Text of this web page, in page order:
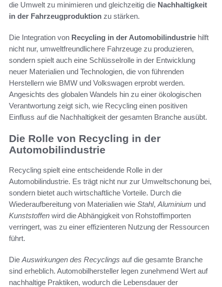
die Umwelt zu minimieren und gleichzeitig die Nachhaltigkeit
in der Fahrzeugproduktion zu stärken.
Die Integration von Recycling in der Automobilindustrie hilft
nicht nur, umweltfreundlichere Fahrzeuge zu produzieren,
sondern spielt auch eine Schlüsselrolle in der Entwicklung
neuer Materialien und Technologien, die von führenden
Herstellern wie BMW und Volkswagen erprobt werden.
Angesichts des globalen Wandels hin zu einer ökologischen
Verantwortung zeigt sich, wie Recycling einen positiven
Einfluss auf die Nachhaltigkeit der gesamten Branche ausübt.
Die Rolle von Recycling in der
Automobilindustrie
Recycling spielt eine entscheidende Rolle in der
Automobilindustrie. Es trägt nicht nur zur Umweltschonung bei,
sondern bietet auch wirtschaftliche Vorteile. Durch die
Wiederaufbereitung von Materialien wie Stahl, Aluminium und
Kunststoffen wird die Abhängigkeit von Rohstoffimporten
verringert, was zu einer effizienteren Nutzung der Ressourcen
führt.
Die Auswirkungen des Recyclings auf die gesamte Branche
sind erheblich. Automobilhersteller legen zunehmend Wert auf
nachhaltige Praktiken, wodurch die Lebensdauer der